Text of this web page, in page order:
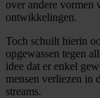
over andere vormen
ontwikkelingen.
Toch schuilt hierin
opgewassen tegen
idee dat er enkel
mensen verliezen in
streams.